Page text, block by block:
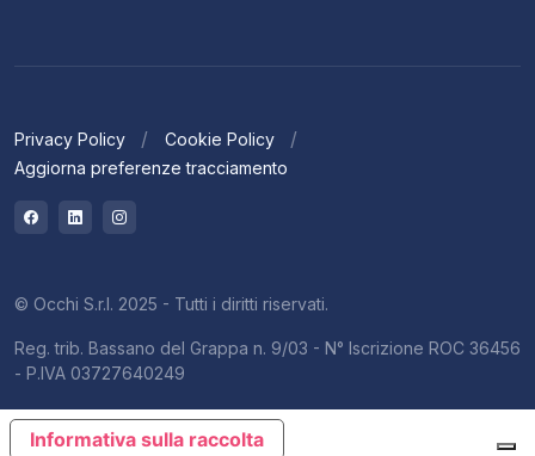
Privacy Policy
Cookie Policy
Aggiorna preferenze tracciamento
© Occhi S.r.l. 2025 - Tutti i diritti riservati.
Reg. trib. Bassano del Grappa n. 9/03 - N° Iscrizione ROC 36456
- P.IVA 03727640249
Informativa sulla raccolta